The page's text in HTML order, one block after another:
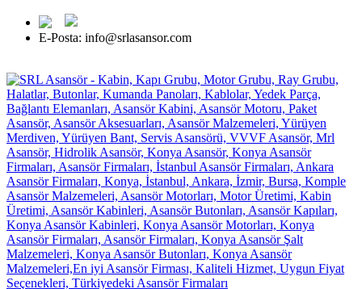
E-Posta: info@srlasansor.com